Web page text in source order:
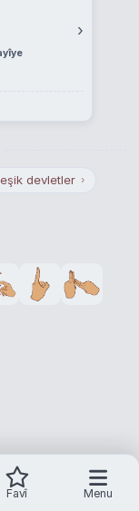
›
devletler ›
Favî Menu